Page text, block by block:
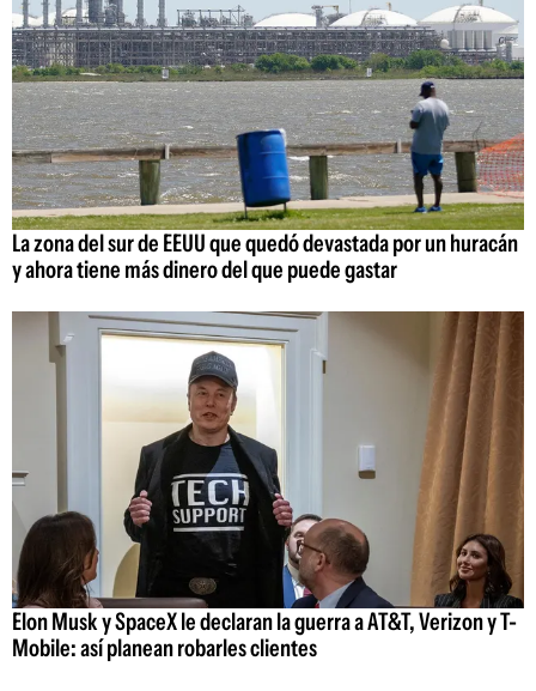
La zona del sur de EEUU que quedó devastada por un huracán
y ahora tiene más dinero del que puede gastar
Elon Musk y SpaceX le declaran la guerra a AT&T, Verizon y T-
Mobile: así planean robarles clientes